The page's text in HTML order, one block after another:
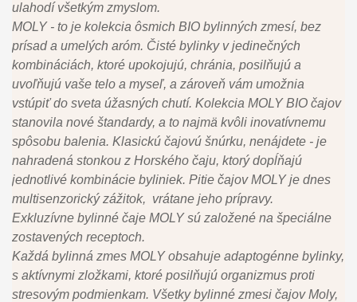
ulahodí všetkým zmyslom.
MOLY - to je kolekcia ôsmich BIO bylinných zmesí, bez
prísad a umelých aróm. Čisté bylinky v jedinečných
kombináciách, ktoré upokojujú, chránia, posilňujú a
uvoľňujú vaše telo a myseľ, a zároveň vám umožnia
vstúpiť do sveta úžasných chutí. Kolekcia MOLY BIO čajov
stanovila nové štandardy, a to najmä kvôli inovatívnemu
spôsobu balenia. Klasickú čajovú šnúrku, nenájdete - je
nahradená stonkou z Horského čaju, ktorý dopĺňajú
jednotlivé kombinácie byliniek. Pitie čajov MOLY je dnes
multisenzorický zážitok, vrátane jeho prípravy.
Exkluzívne bylinné čaje MOLY sú založené na špeciálne
zostavených receptoch.
Každá bylinná zmes MOLY obsahuje adaptogénne bylinky,
s aktívnymi zložkami, ktoré posilňujú organizmus proti
stresovým podmienkam. Všetky bylinné zmesi čajov Moly,